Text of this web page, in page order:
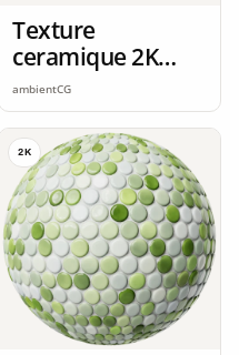
Texture
ceramique 2K
seamless
ambientCG
2K